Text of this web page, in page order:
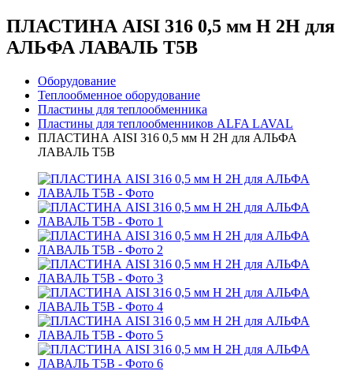
ПЛАСТИНА AISI 316 0,5 мм H 2H для
АЛЬФА ЛАВАЛЬ T5B
Оборудование
Теплообменное оборудование
Пластины для теплообменника
Пластины для теплообменников ALFA LAVAL
ПЛАСТИНА AISI 316 0,5 мм H 2H для АЛЬФА
ЛАВАЛЬ T5B